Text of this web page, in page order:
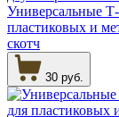
Универсальные
пластиковых и
скотч
30 руб.